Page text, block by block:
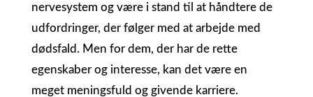
nervesystem og være i stand til at håndtere de
udfordringer, der følger med at arbejde med
dødsfald. Men for dem, der har de rette
egenskaber og interesse, kan det være en
meget meningsfuld og givende karriere.